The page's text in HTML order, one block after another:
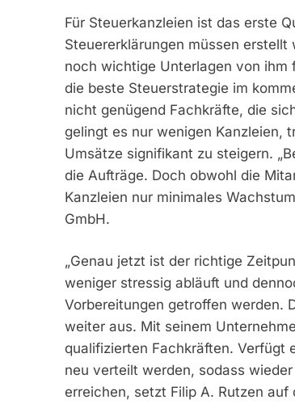
Für Steuerkanzleien ist das erste
Steuererklärungen müssen
noch wichtige Unterlagen von ihm
die beste Steuerstrategie im
nicht genügend Fachkräfte, die
gelingt es nur wenigen Kanzleien,
Umsätze signifikant zu steigern.
die Aufträge. Doch obwohl die
Kanzleien nur minimales
GmbH.
„Genau jetzt ist der richtige
weniger stressig abläuft und
Vorbereitungen getroffen werden.
weiter aus. Mit seinem
qualifizierten Fachkräften. Verfügt
neu verteilt werden, sodass
erreichen, setzt Filip A. Rutzen